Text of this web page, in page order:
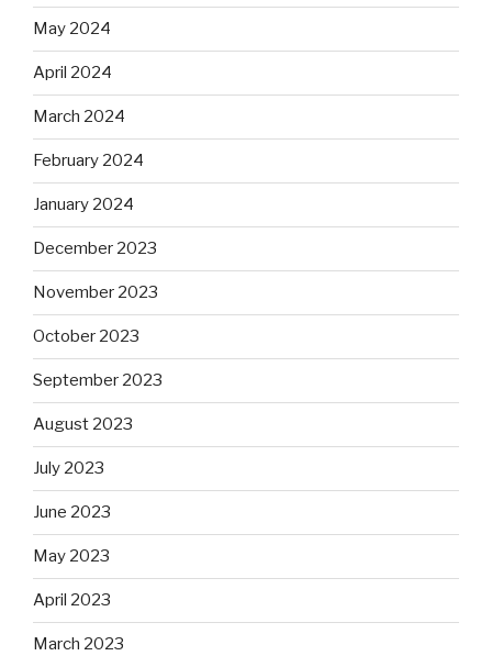
May 2024
April 2024
March 2024
February 2024
January 2024
December 2023
November 2023
October 2023
September 2023
August 2023
July 2023
June 2023
May 2023
April 2023
March 2023